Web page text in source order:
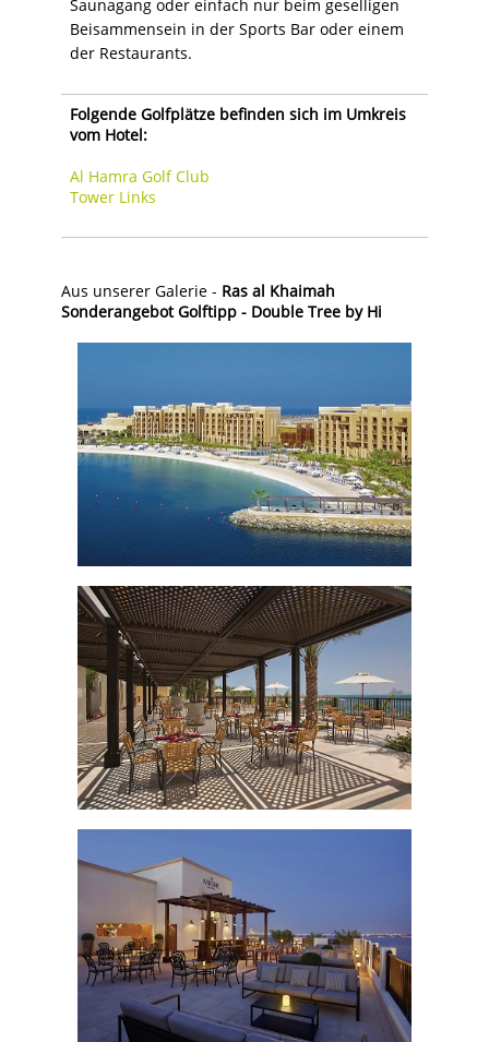
Saunagang oder einfach nur beim geselligen
Beisammensein in der Sports Bar oder einem
der Restaurants.
Folgende Golfplätze befinden sich im Umkreis
vom Hotel:
Al Hamra Golf Club
Tower Links
Aus unserer Galerie - Ras al Khaimah
Sonderangebot Golftipp - Double Tree by Hi